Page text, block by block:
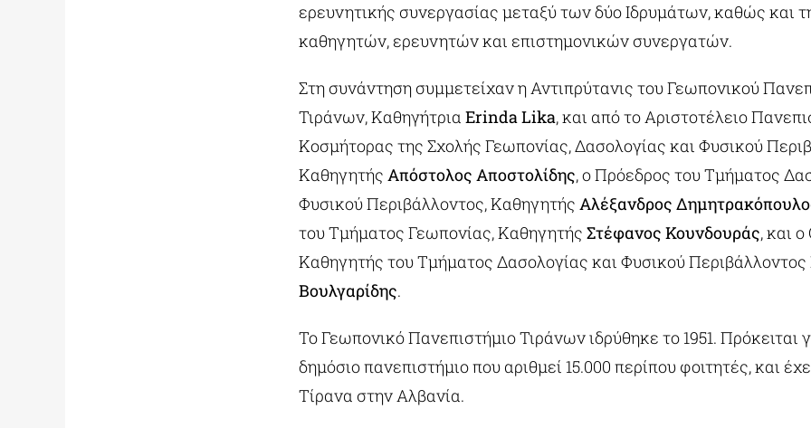
ερευνητικής συνεργασίας μεταξύ των δύο Ιδρυμάτων, καθώς και
καθηγητών, ερευνητών και επιστημονικών συνεργατών.
Στη συνάντηση συμμετείχαν η Αντιπρύτανις του Γεωπονικού
Τιράνων, Καθηγήτρια Erinda Lika, και από το Αριστοτέλειο
Κοσμήτορας της Σχολής Γεωπονίας, Δασολογίας και Φυσικού
Καθηγητής Απόστολος Αποστολίδης, ο Πρόεδρος του Τμήματος
Φυσικού Περιβάλλοντος, Καθηγητής Αλέξανδρος
του Τμήματος Γεωπονίας, Καθηγητής Στέφανος Κουνδουράς, και
Καθηγητής του Τμήματος Δασολογίας και Φυσικού Περιβάλλοντος
Βουλγαρίδης.
Το Γεωπονικό Πανεπιστήμιο Τιράνων ιδρύθηκε το 1951. Πρόκειται
δημόσιο πανεπιστήμιο που αριθμεί 15.000 περίπου φοιτητές, και
Τίρανα στην Αλβανία.